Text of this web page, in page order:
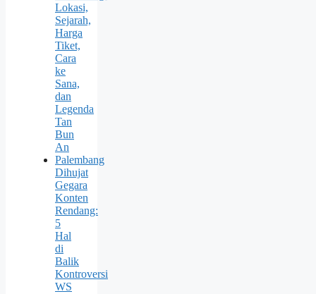
Lokasi,
Sejarah,
Harga
Tiket,
Cara
ke
Sana,
dan
Legenda
Tan
Bun
An
Palembang
Dihujat
Gegara
Konten
Rendang:
5
Hal
di
Balik
Kontroversi
WS